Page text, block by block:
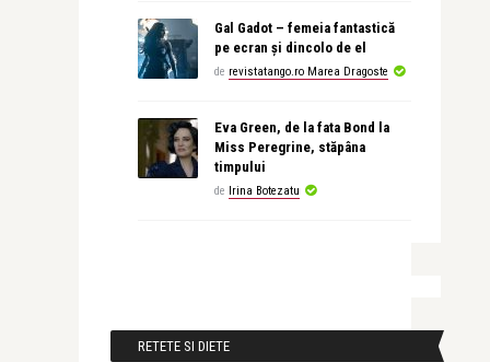
Gal Gadot – femeia fantastică
pe ecran și dincolo de el
de revistatango.ro Marea Dragoste
Eva Green, de la fata Bond la
Miss Peregrine, stăpâna
timpului
de Irina Botezatu
RETETE SI DIETE